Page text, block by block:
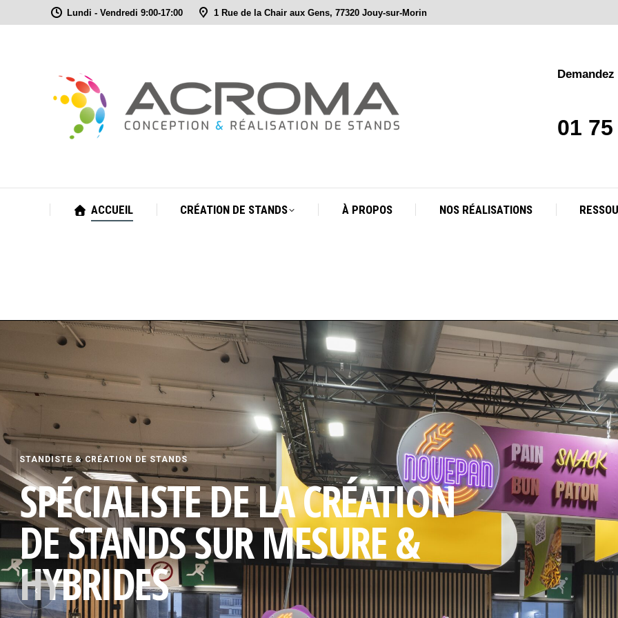
Lundi - Vendredi 9:00-17:00 1 Rue de la Chair aux Gens, 77320 Jouy-sur-Morin
01
ACCUEIL CRÉATION DE STANDS À PROPOS NOS RÉALISATIONS
STANDISTE & CRÉATION DE STANDS
SPÉCIALISTE DE LA CRÉATION
DE STANDS SUR MESURE &
HYBRIDES
‹
ACCUEIL CRÉATION DE STANDS À PROPOS NOS RÉALISATIONS